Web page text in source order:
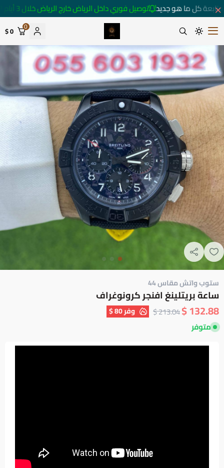
كل ما هو جديد توصيل فوري داخل الرياض خارج الرياض خلال 3 أيام 🚚
متجر ساعات رومانس
0
0 $
ستوب واتش مقاس 44
ساعة بريتلينغ افنجر كرونوغراف
132.88 $
213.04 $ وفر80 $
متوفر